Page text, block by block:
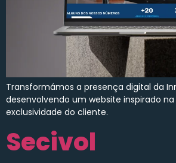
Transformámos a presença digital da
desenvolvendo um website inspirado
exclusividade do cliente.
Secivol